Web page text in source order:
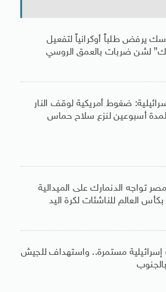
يرفض طلباً أوكرانياً لتفعيل
لشن ضربات بالعمق الروسي
ضغوط أمريكية لوقف النار
أسبوعين لنزع سلاح حماس
تواجه الدنمارك على الميدالية
بكأس العالم للناشئات لكرة اليد
إسرائيلية مستمرة.. واستهداف للجيش
بالجنوب